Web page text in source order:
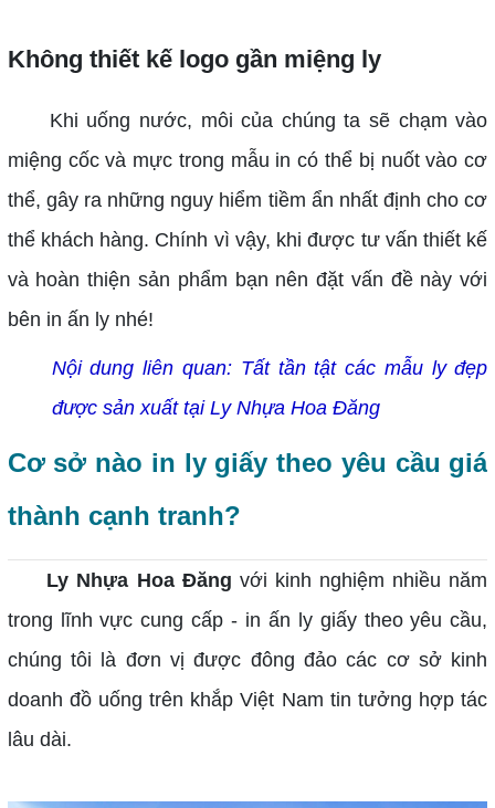
Không thiết kế logo gần miệng ly
Khi uống nước, môi của chúng ta sẽ chạm vào
miệng cốc và mực trong mẫu in có thể bị nuốt vào cơ
thể, gây ra những nguy hiểm tiềm ẩn nhất định cho cơ
thể khách hàng. Chính vì vậy, khi được tư vấn thiết kế
và hoàn thiện sản phẩm bạn nên đặt vấn đề này với
bên in ấn ly nhé!
Nội dung liên quan: Tất tần tật các mẫu ly đẹp
được sản xuất tại Ly Nhựa Hoa Đăng
Cơ sở nào in ly giấy theo yêu cầu giá
thành cạnh tranh?
Ly Nhựa Hoa Đăng với kinh nghiệm nhiều năm
trong lĩnh vực cung cấp - in ấn ly giấy theo yêu cầu,
chúng tôi là đơn vị được đông đảo các cơ sở kinh
doanh đồ uống trên khắp Việt Nam tin tưởng hợp tác
lâu dài.